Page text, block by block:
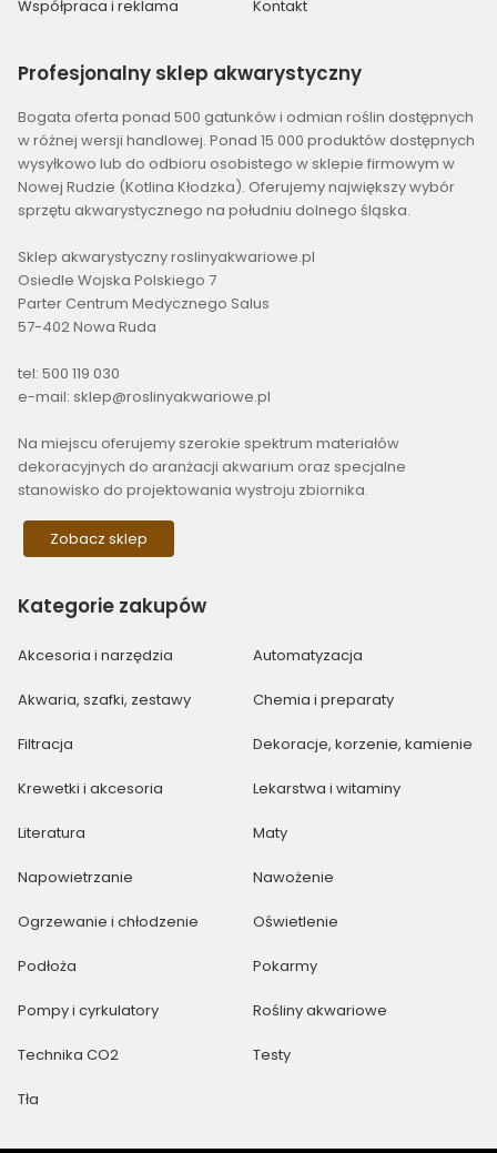
Współpraca i reklama Kontakt
Profesjonalny sklep akwarystyczny
Bogata oferta ponad 500 gatunków i odmian roślin dostępnych
w różnej wersji handlowej. Ponad 15 000 produktów dostępnych
wysyłkowo lub do odbioru osobistego w sklepie firmowym w
Nowej Rudzie (Kotlina Kłodzka). Oferujemy największy wybór
sprzętu akwarystycznego na południu dolnego śląska.
Sklep akwarystyczny roslinyakwariowe.pl
Osiedle Wojska Polskiego 7
Parter Centrum Medycznego Salus
57-402 Nowa Ruda
tel: 500 119 030
e-mail: sklep@roslinyakwariowe.pl
Na miejscu oferujemy szerokie spektrum materiałów
dekoracyjnych do aranżacji akwarium oraz specjalne
stanowisko do projektowania wystroju zbiornika.
Zobacz sklep
Kategorie zakupów
Akcesoria i narzędzia Automatyzacja
Akwaria, szafki, zestawy Chemia i preparaty
Filtracja Dekoracje, korzenie, kamienie
Krewetki i akcesoria Lekarstwa i witaminy
Literatura Maty
Napowietrzanie Nawożenie
Ogrzewanie i chłodzenie Oświetlenie
Podłoża Pokarmy
Pompy i cyrkulatory Rośliny akwariowe
Technika CO2 Testy
Tła